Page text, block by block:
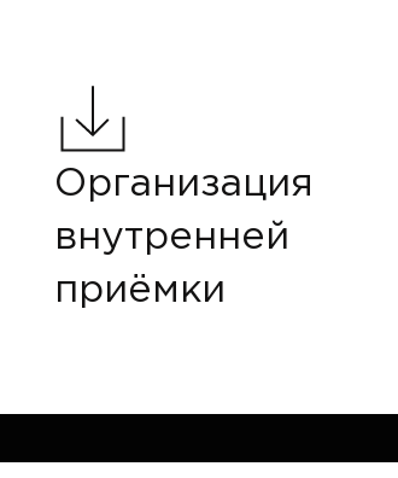
Организация
внутренней
приёмки